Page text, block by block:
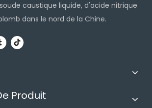
caustique liquide, d'acide nitrique
dans le nord de la Chine.
Produit